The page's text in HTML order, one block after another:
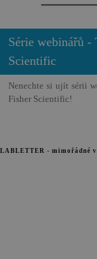
Série webinářů -
Scientific
Nenechte si ujít sérii
Fisher Scientific!
LABLETTER - mimořádné